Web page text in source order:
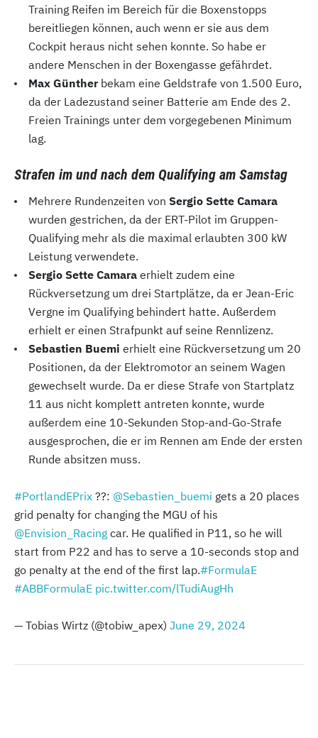
Training Reifen im Bereich für die Boxenstopps
bereitliegen können, auch wenn er sie aus dem
Cockpit heraus nicht sehen konnte. So habe er
andere Menschen in der Boxengasse gefährdet.
Max Güntherbekam eine Geldstrafe von 1.500 Euro,
da der Ladezustand seiner Batterie am Ende des 2.
Freien Trainings unter dem vorgegebenen Minimum
lag.
Strafen im und nach dem Qualifying am Samstag
Mehrere Rundenzeiten von Sergio Sette Camara
wurden gestrichen, da der ERT-Pilot im Gruppen-
Qualifying mehr als die maximal erlaubten 300 kW
Leistung verwendete.
Sergio Sette Camara erhielt zudem eine
Rückversetzung um drei Startplätze, da er Jean-Eric
Vergne im Qualifying behindert hatte. Außerdem
erhielt er einen Strafpunkt auf seine Rennlizenz.
Sebastien Buemi erhielt eine Rückversetzung um 20
Positionen, da der Elektromotor an seinem Wagen
gewechselt wurde. Da er diese Strafe von Startplatz
11 aus nicht komplett antreten konnte, wurde
außerdem eine 10-Sekunden Stop-and-Go-Strafe
ausgesprochen, die er im Rennen am Ende der ersten
Runde absitzen muss.
#PortlandEPrix ??: @Sebastien_buemi gets a 20 places
grid penalty for changing the MGU of his
@Envision_Racing car. He qualified in P11, so he will
start from P22 and has to serve a 10-seconds stop and
go penalty at the end of the first lap.#FormulaE
#ABBFormulaE pic.twitter.com/lTudiAugHh
— Tobias Wirtz (@tobiw_apex) June 29, 2024